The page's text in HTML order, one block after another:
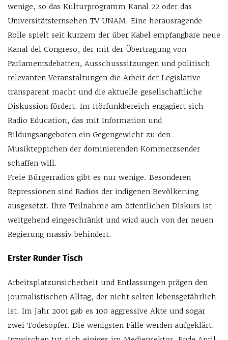
wenige, so das Kulturprogramm Kanal 22 oder das
Universitätsfernsehen TV UNAM. Eine herausragende
Rolle spielt seit kurzem der über Kabel empfangbare neue
Kanal del Congreso, der mit der Übertragung von
Parlamentsdebatten, Ausschusssitzungen und politisch
relevanten Veranstaltungen die Arbeit der Legislative
transparent macht und die aktuelle gesellschaftliche
Diskussion fördert. Im Hörfunkbereich engagiert sich
Radio Education, das mit Information und
Bildungsangeboten ein Gegengewicht zu den
Musikteppichen der dominierenden Kommerzsender
schaffen will.
Freie Bürgerradios gibt es nur wenige. Besonderen
Repressionen sind Radios der indigenen Bevölkerung
ausgesetzt. Ihre Teilnahme am öffentlichen Diskurs ist
weitgehend eingeschränkt und wird auch von der neuen
Regierung massiv behindert.
Erster Runder Tisch
Arbeitsplatzunsicherheit und Entlassungen prägen den
journalistischen Alltag, der nicht selten lebensgefährlich
ist. Im Jahr 2001 gab es 100 aggressive Akte und sogar
zwei Todesopfer. Die wenigsten Fälle werden aufgeklärt.